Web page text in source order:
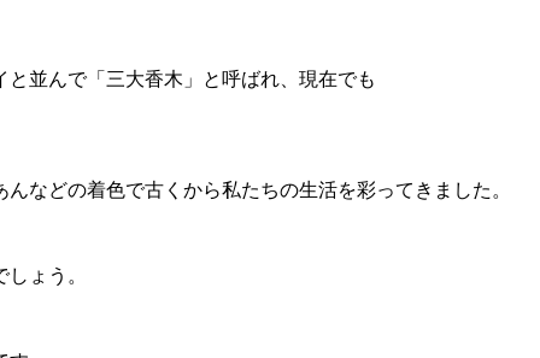
並んで「三大香木」と呼ばれ、現在でも
などの着色で古くから私たちの生活を彩ってきました。
ょう。